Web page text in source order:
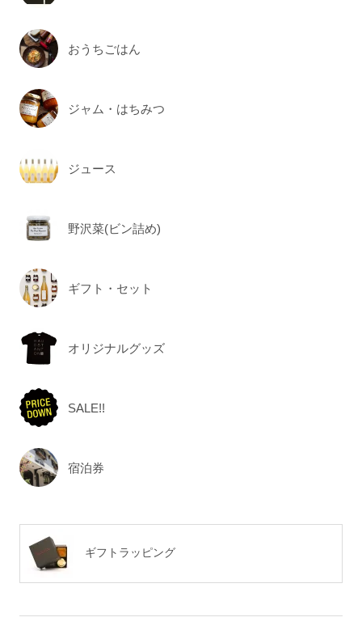
おうちごはん
ジャム・はちみつ
ジュース
野沢菜(ビン詰め)
ギフト・セット
オリジナルグッズ
SALE!!
宿泊券
ギフトラッピング